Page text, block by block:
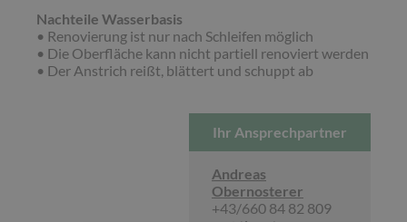
Nachteile Wasserbasis
• Renovierung ist nur nach Schleifen möglich
• Die Oberfläche kann nicht partiell renoviert werden
• Der Anstrich reißt, blättert und schuppt ab
Ihr Ansprechpartner
Andreas
Obernosterer
+43/660 84 82 809